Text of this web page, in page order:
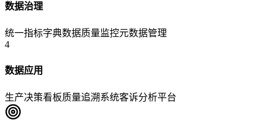
数据治理
统一指标字典数据质量监控元数据管理
4
数据应用
生产决策看板质量追溯系统客诉分析平台